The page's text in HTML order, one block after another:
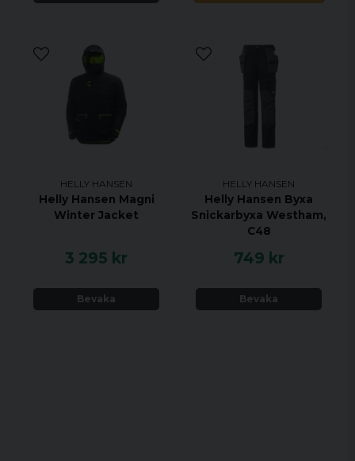
HELLY HANSEN
Helly Hansen Magni
Winter Jacket
3 295 kr
Bevaka
HELLY HANSEN
Helly Hansen Byxa
Snickarbyxa Westham,
C48
749 kr
Bevaka